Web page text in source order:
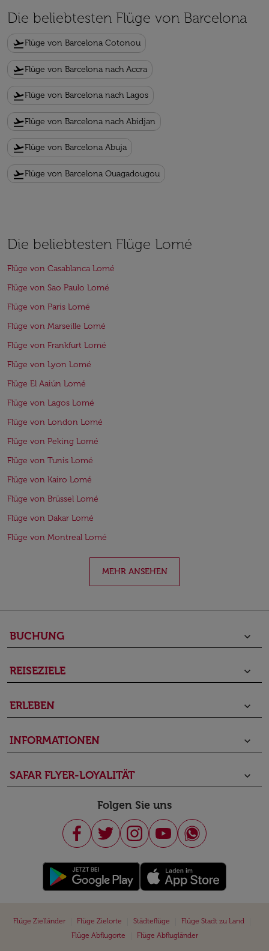
Die beliebtesten Flüge von Barcelona
flight_takeoffFlüge von Barcelona Cotonou
flight_takeoffFlüge von Barcelona nach Accra
flight_takeoffFlüge von Barcelona nach Lagos
flight_takeoffFlüge von Barcelona nach Abidjan
flight_takeoffFlüge von Barcelona Abuja
flight_takeoffFlüge von Barcelona Ouagadougou
Die beliebtesten Flüge Lomé
Flüge von Casablanca Lomé
Flüge von Sao Paulo Lomé
Flüge von Paris Lomé
Flüge von Marseille Lomé
Flüge von Frankfurt Lomé
Flüge von Lyon Lomé
Flüge El Aaiún Lomé
Flüge von Lagos Lomé
Flüge von London Lomé
Flüge von Peking Lomé
Flüge von Tunis Lomé
Flüge von Kairo Lomé
Flüge von Brüssel Lomé
Flüge von Dakar Lomé
Flüge von Montreal Lomé
MEHR ANSEHEN
BUCHUNG keyboard_arrow_down
REISEZIELE keyboard_arrow_down
ERLEBEN keyboard_arrow_down
INFORMATIONEN keyboard_arrow_down
SAFAR FLYER-LOYALITÄT keyboard_arrow_down
Folgen Sie uns
Flüge Zielländer Flüge Zielorte Städteflüge Flüge Stadt zu Land
Flüge Abflugorte
Flüge Abflugländer